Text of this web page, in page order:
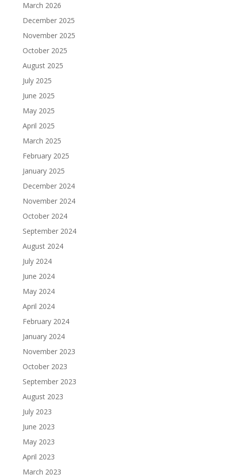
March 2026
December 2025
November 2025
October 2025
August 2025
July 2025
June 2025
May 2025
April 2025
March 2025
February 2025
January 2025
December 2024
November 2024
October 2024
September 2024
August 2024
July 2024
June 2024
May 2024
April 2024
February 2024
January 2024
November 2023
October 2023
September 2023
August 2023
July 2023
June 2023
May 2023
April 2023
March 2023